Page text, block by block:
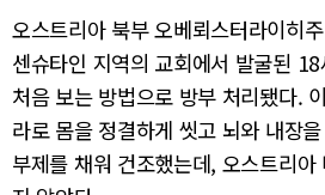
오스트리아 북부 오베뢰스터라이히
센슈타인 지역의 교회에서 발굴된
처음 보는 방법으로 방부 처리됐다.
라로 몸을 정결하게 씻고 뇌와 내장
부제를 채워 건조했는데, 오스트리